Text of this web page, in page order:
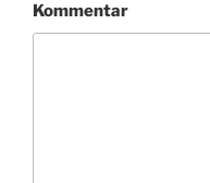
Kommentar